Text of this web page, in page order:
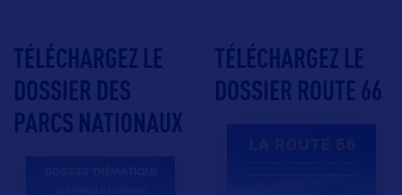
TÉLÉCHARGEZ LE
DOSSIER DES
PARCS NATIONAUX
TÉLÉCHARGEZ LE
DOSSIER ROUTE 66